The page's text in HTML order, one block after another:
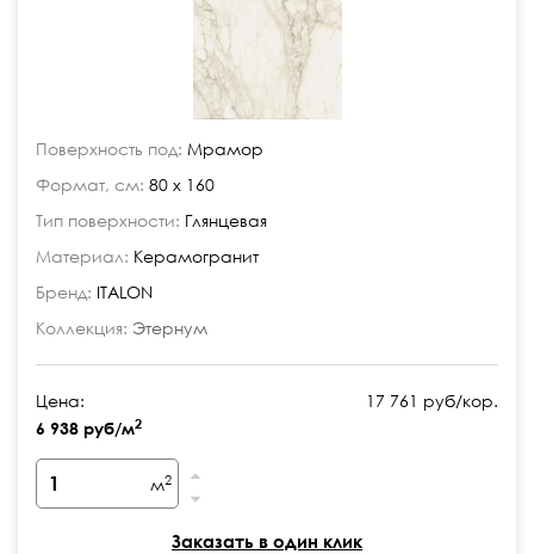
Поверхность под: Мрамор
Формат, см: 80 x 160
Тип поверхности: Глянцевая
Материал: Керамогранит
Бренд: ITALON
Коллекция: Этернум
Цена:
6 938 руб/м2
17 761 руб/кор.
м2
Заказать в один клик